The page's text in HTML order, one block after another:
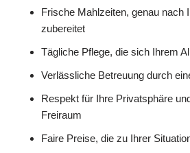
Frische Mahlzeiten, genau nach
zubereitet
Tägliche Pflege, die sich Ihrem
Verlässliche Betreuung durch
Respekt für Ihre Privatsphäre
Freiraum
Faire Preise, die zu Ihrer